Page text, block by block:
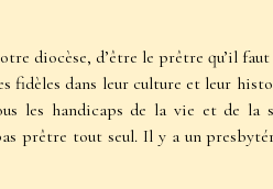
diocèse, d’être le prêtre qu’il
fidèles dans leur culture et leur
les handicaps de la vie et de la
prêtre tout seul. Il y a un